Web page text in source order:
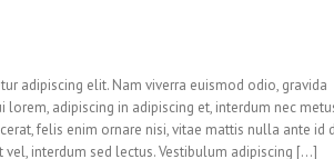
adipiscing elit. Nam viverra euismod odio, gravida
lorem, adipiscing in adipiscing et, interdum nec
felis enim ornare nisi, vitae mattis nulla ante id
interdum sed lectus. Vestibulum adipiscing [...]